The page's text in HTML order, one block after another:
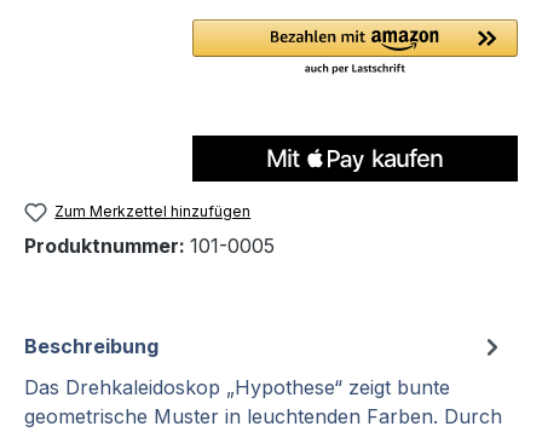
Zum Merkzettel hinzufügen
Produktnummer: 101-0005
Beschreibung
Das Drehkaleidoskop „Hypothese“ zeigt bunte
geometrische Muster in leuchtenden Farben. Durch